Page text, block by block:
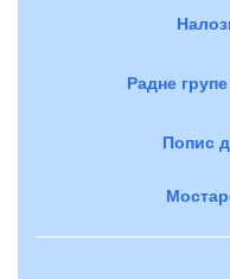
Радне
Попис